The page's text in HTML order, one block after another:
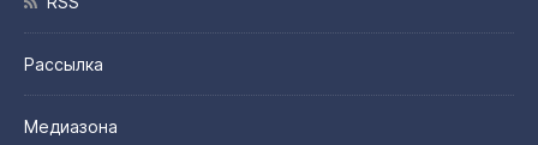
Рассылка
Медиазона